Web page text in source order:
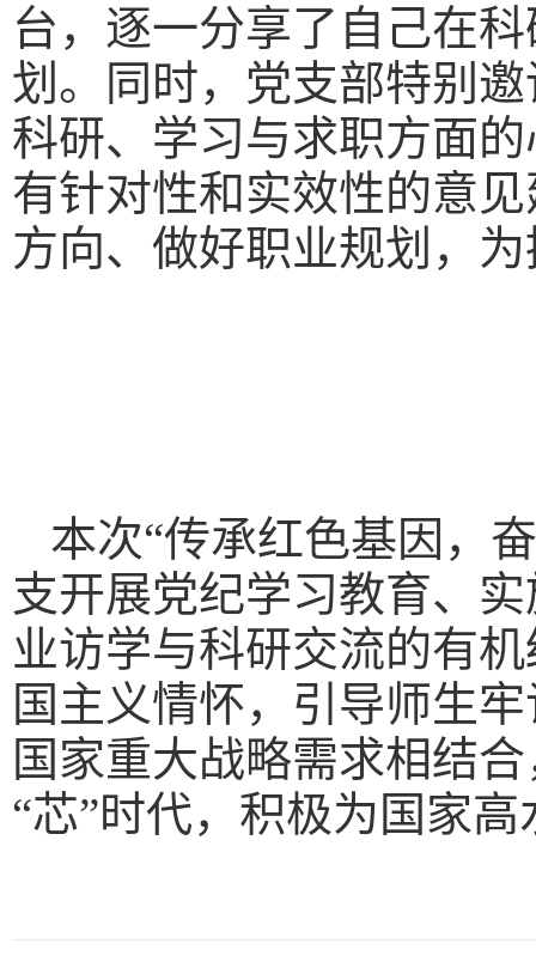
台，逐一分享了自己在
划。同时，党支部特别
科研、学习与求职方面
有针对性和实效性的意
方向、做好职业规划，
本次“传承红色基因，
支开展党纪学习教育、
业访学与科研交流的有
国主义情怀，引导师生
国家重大战略需求相结
“芯”时代，积极为国家